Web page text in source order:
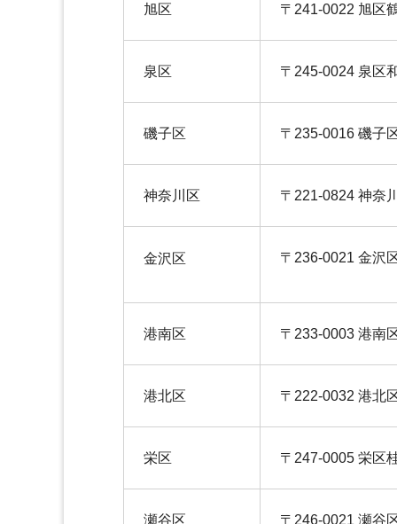
旭区 〒241-0022 旭区
泉区 〒245-0024 泉区
磯子区 〒235-0016 磯子
神奈川区 〒221-0824 神奈
金沢区 〒236-0021 金沢
港南区 〒233-0003 港南
港北区 〒222-0032 港北
栄区 〒247-0005 栄区
瀬谷区 〒246-0021 瀬谷